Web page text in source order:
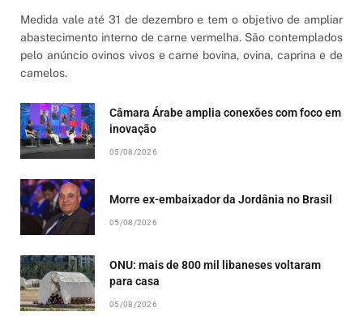
Medida vale até 31 de dezembro e tem o objetivo de ampliar
abastecimento interno de carne vermelha. São contemplados
pelo anúncio ovinos vivos e carne bovina, ovina, caprina e de
camelos.
Câmara Árabe amplia conexões com foco em
inovação
05/08/2026
Morre ex-embaixador da Jordânia no Brasil
05/08/2026
ONU: mais de 800 mil libaneses voltaram
para casa
05/08/2026